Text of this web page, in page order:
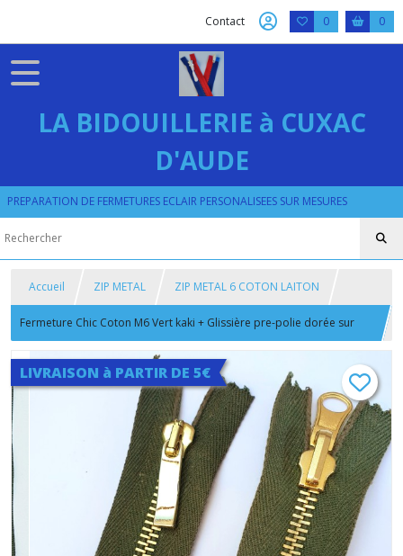
Contact 0 0
LA BIDOUILLERIE à CUXAC
D'AUDE
PREPARATION DE FERMETURES ECLAIR PERSONALISEES SUR MESURES
Accueil ZIP METAL ZIP METAL 6 COTON LAITON
Fermeture Chic Coton M6 Vert kaki + Glissière pre-polie dorée sur
Mesure 56 Max
LIVRAISON à PARTIR DE 5€